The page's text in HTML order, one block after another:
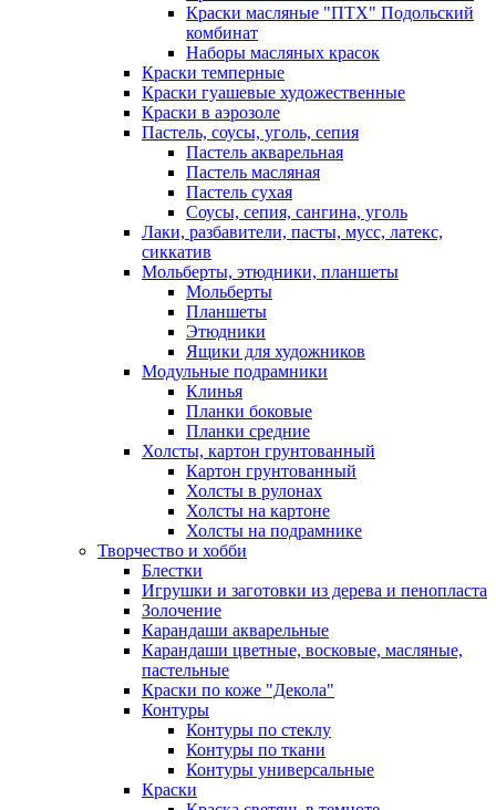
Краски масляные "ПТХ" Подольский
комбинат
Наборы масляных красок
Краски темперные
Краски гуашевые художественные
Краски в аэрозоле
Пастель, соусы, уголь, сепия
Пастель акварельная
Пастель масляная
Пастель сухая
Соусы, сепия, сангина, уголь
Лаки, разбавители, пасты, мусс, латекс,
сиккатив
Мольберты, этюдники, планшеты
Мольберты
Планшеты
Этюдники
Ящики для художников
Модульные подрамники
Клинья
Планки боковые
Планки средние
Холсты, картон грунтованный
Картон грунтованный
Холсты в рулонах
Холсты на картоне
Холсты на подрамнике
Творчество и хобби
Блестки
Игрушки и заготовки из дерева и пенопласта
Золочение
Карандаши акварельные
Карандаши цветные, восковые, масляные,
пастельные
Краски по коже "Декола"
Контуры
Контуры по стеклу
Контуры по ткани
Контуры универсальные
Краски